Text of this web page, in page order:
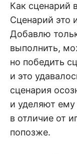
Как сценарий
Сценарий это
Добавлю
выполнить,
но победить
и это
сценария
и уделяют ему
в отличие от
попозже.